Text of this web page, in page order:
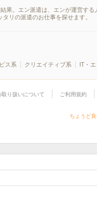
果。エン派遣は、エンが運営す
リの派遣のお仕事を探せます。
ス系 クリエイティブ系 IT・
り扱いについて ご利用規約
ちょうど